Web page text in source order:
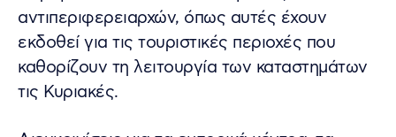
αντιπεριφερειαρχών, όπως αυτές έχουν
εκδοθεί για τις τουριστικές περιοχές που
καθορίζουν τη λειτουργία των καταστημάτων
τις Κυριακές.